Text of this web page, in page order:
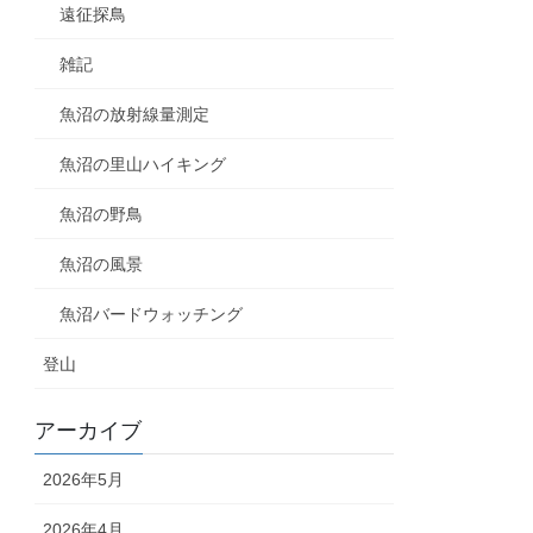
遠征探鳥
雑記
魚沼の放射線量測定
魚沼の里山ハイキング
魚沼の野鳥
魚沼の風景
魚沼バードウォッチング
登山
アーカイブ
2026年5月